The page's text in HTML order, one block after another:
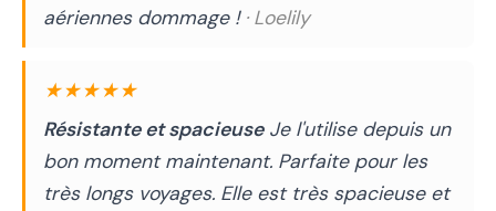
aériennes dommage ! · Loelily
★★★★★
Résistante et spacieuseJe l'utilise depuis un
bon moment maintenant. Parfaite pour les
très longs voyages. Elle est très spacieuse et